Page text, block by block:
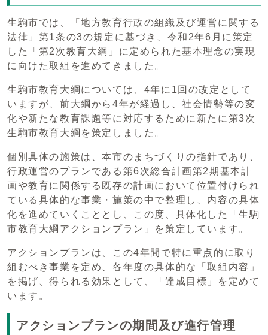
生駒市では、「地方教育行政の組織及び運営に関する
法律」第1条の3の規定に基づき、令和2年6月に策定
した「第2次教育大綱」に定められた基本理念の実現
に向けた取組を進めてきました。
生駒市教育大綱については、4年に1回の改定として
いますが、前大綱から4年が経過し、社会情勢等の変
化や新たな教育課題等に対応するために新たに第3次
生駒市教育大綱を策定しました。
個別具体の施策は、本市のまちづくりの指針であり、
行政運営のプランである第6次総合計画第2期基本計
画や教育に関係する既存の計画において位置付けられ
ている具体的な事業・施策の中で整理し、内容の具体
化を進めていくこととし、この度、具体化した「生駒
市教育大綱アクションプラン」を策定しています。
アクションプランは、この4年間で特に重点的に取り
組むべき事業を定め、各年度の具体的な「取組内容」
を掲げ、得られる効果として、「達成目標」を定めて
います。
アクションプランの期間及び進行管理